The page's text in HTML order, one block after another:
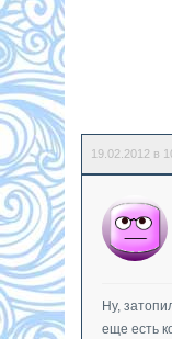
19.02.2012 в
Ну,
еще есть